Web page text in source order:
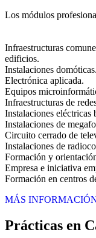
Los módulos
Infraestructuras
edificios.
Instalaciones domóticas.
Electrónica aplicada.
Equipos
Infraestructuras de
Instalaciones eléctricas
Instalaciones de
Circuito cerrado de
Instalaciones de
Formación y
Empresa e iniciativa
Formación en centros
MÁS
Prácticas en